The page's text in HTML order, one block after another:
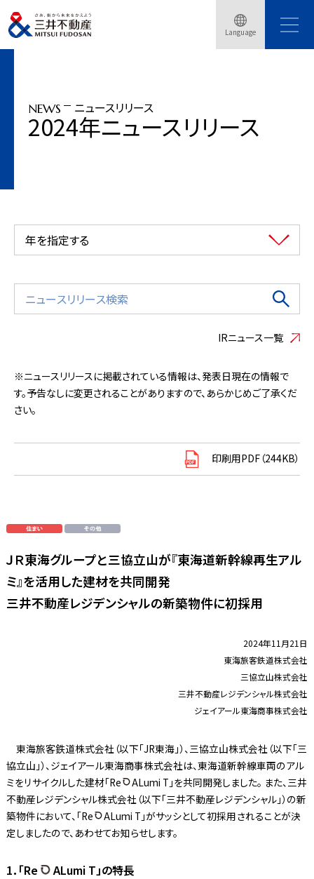
Language
トップページ ニュースリリース
『東海道新幹線再生アルミ』を活用した建材を三井不動産レジデンシャルの新築
物件に初採用
NEWS ニュースリリース
2024年ニュースリリース
年を指定する
IRニュース一覧
※ニュースリリースに掲載されている情報は、発表日現在の情報で
す。予告なしに変更されることがありますので、あらかじめご了承くだ
さい。
印刷用PDF（244KB）
ＪＲ東海グループと三協立山が『東海道新幹線再生アル
ミ』を活用した建材を共同開発
三井不動産レジデンシャルの新築物件に初採用
2024年11月21日
東海旅客鉄道株式会社
三協立山株式会社
三井不動産レジデンシャル株式会社
ジェイアール東海商事株式会社
東海旅客鉄道株式会社（以下「JR東海」）、三協立山株式会社（以下「三
協立山」）、ジェイアール東海商事株式会社は、東海道新幹線車両のアル
ミをリサイクルした建材「Re
ALumi T」を共同開発しました。 また、三井
不動産レジデンシャル株式会社（以下「三井不動産レジデンシャル」）の新
築物件において、「Re
ALumi T」がサッシとして初採用されることが決
定しましたので、あわせてお知らせします。
1．「Re ALumi T」の特長